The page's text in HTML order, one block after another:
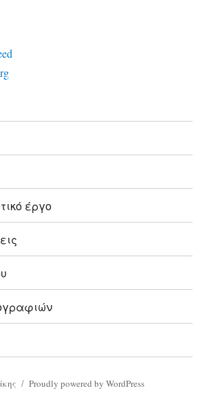
έργο
Proudly powered by WordPress